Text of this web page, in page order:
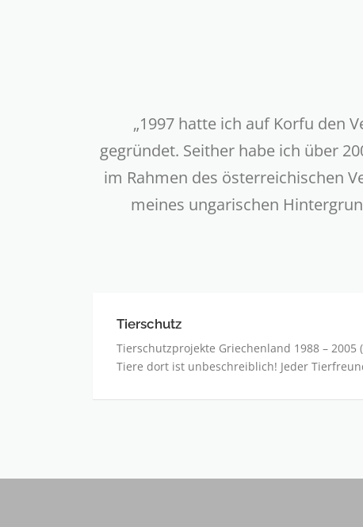
„1997 hatte ich auf Korfu den
gegründet. Seither habe ich über
im Rahmen des österreichischen
meines ungarischen
Tierschutz
Tierschutz
Tierschutzprojekte Griechenland 1988 –
Tiere dort ist unbeschreiblich! Jeder